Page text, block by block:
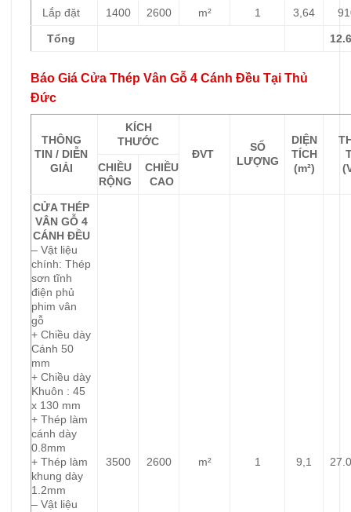
Lắp đặt 1400 2600 m² 1 3,64
Tổng
Báo Giá Cửa Thép Vân Gỗ 4 Cánh Đều Tại Thủ
Đức
THÔNG
TIN / DIỄN
GIẢI
KÍCH
THƯỚC
ĐVT
SỐ
LƯỢNG
DIỆN
TÍCH
(m²)
CHIỀU
RỘNG
CHIỀU
CAO
CỬA THÉP
VÂN GỖ 4
CÁNH ĐỀU
– Vật liệu
chính: Thép
sơn tĩnh
điện phủ
phim vân
gỗ
+ Chiều dày
Cánh 50
mm
+ Chiều dày
Khuôn : 45
x 130 mm
+ Thép làm
cánh dày
0.8mm
+ Thép làm
khung dày
1.2mm
– Vật liệu
3500 2600 m² 1 9,1